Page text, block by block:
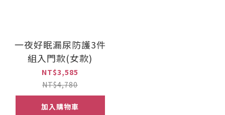
一夜好眠漏尿防護3件
組入門款(女款)
NT$3,585
NT$4,780
加入購物車